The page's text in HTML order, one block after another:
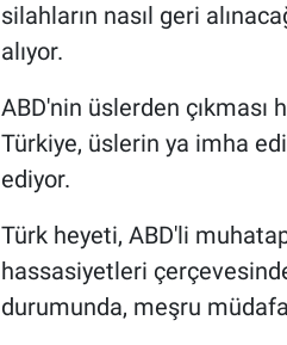
silahların nasıl geri
alıyor.
ABD'nin üslerden
Türkiye, üslerin ya imha
ediyor.
Türk heyeti, ABD'li
hassasiyetleri
durumunda, meşru